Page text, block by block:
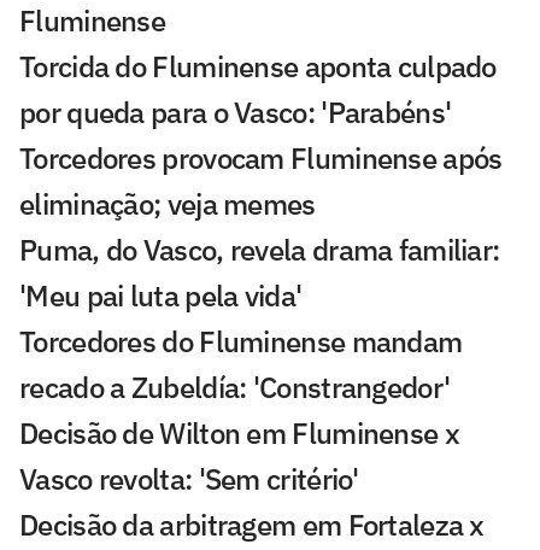
Fluminense
Torcida do Fluminense aponta culpado
por queda para o Vasco: 'Parabéns'
Torcedores provocam Fluminense após
eliminação; veja memes
Puma, do Vasco, revela drama familiar:
'Meu pai luta pela vida'
Torcedores do Fluminense mandam
recado a Zubeldía: 'Constrangedor'
Decisão de Wilton em Fluminense x
Vasco revolta: 'Sem critério'
Decisão da arbitragem em Fortaleza x